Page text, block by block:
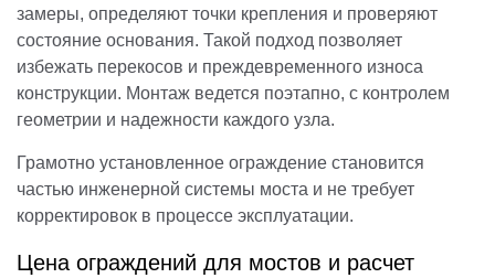
замеры, определяют точки крепления и проверяют
состояние основания. Такой подход позволяет
избежать перекосов и преждевременного износа
конструкции. Монтаж ведется поэтапно, с контролем
геометрии и надежности каждого узла.
Грамотно установленное ограждение становится
частью инженерной системы моста и не требует
корректировок в процессе эксплуатации.
Цена ограждений для мостов и расчет